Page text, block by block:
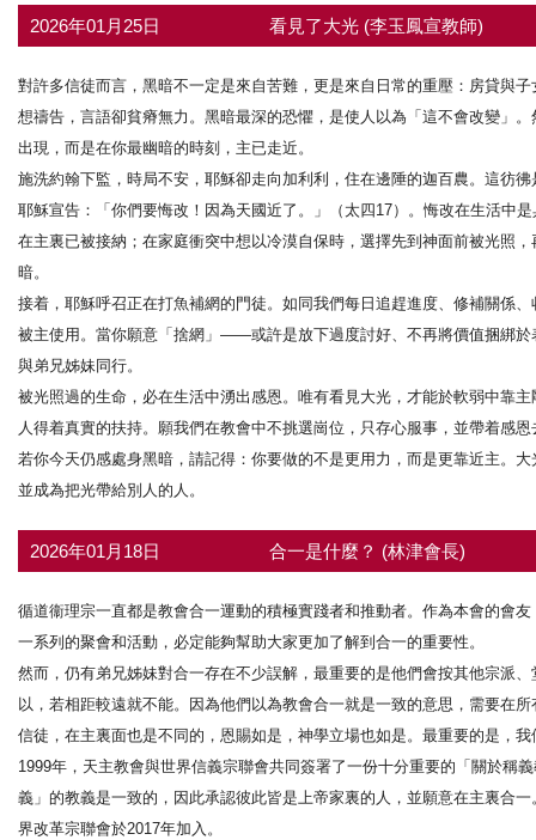
2026年01月25日 看見了大光 (李玉鳳宣教師)
對許多信徒而言，黑暗不一定是來自苦難，更是來自日常的重壓：房貸與
想禱告，言語卻貧瘠無力。黑暗最深的恐懼，是使人以為「這不會改變」
出現，而是在你最幽暗的時刻，主已走近。
施洗約翰下監，時局不安，耶穌卻走向加利利，住在邊陲的迦百農。這彷
耶穌宣告：「你們要悔改！因為天國近了。」（太四17）。悔改在生活中
在主裏已被接納；在家庭衝突中想以冷漠自保時，選擇先到神面前被光照
暗。
接着，耶穌呼召正在打魚補網的門徒。如同我們每日追趕進度、修補關係
被主使用。當你願意「捨網」——或許是放下過度討好、不再將價值捆綁
與弟兄姊妹同行。
被光照過的生命，必在生活中湧出感恩。唯有看見大光，才能於軟弱中靠
人得着真實的扶持。願我們在教會中不挑選崗位，只存心服事，並帶着感
若你今天仍感處身黑暗，請記得：你要做的不是更用力，而是更靠近主。
並成為把光帶給別人的人。
2026年01月18日 合一是什麼？ (林津會長)
循道衞理宗一直都是教會合一運動的積極實踐者和推動者。作為本會的會
一系列的聚會和活動，必定能夠幫助大家更加了解到合一的重要性。
然而，仍有弟兄姊妹對合一存在不少誤解，最重要的是他們會按其他宗派
以，若相距較遠就不能。因為他們以為教會合一就是一致的意思，需要在
信徒，在主裏面也是不同的，恩賜如是，神學立場也如是。最重要的是，
1999年，天主教會與世界信義宗聯會共同簽署了一份十分重要的「關於稱
義」的教義是一致的，因此承認彼此皆是上帝家裏的人，並願意在主裏合
界改革宗聯會於2017年加入。